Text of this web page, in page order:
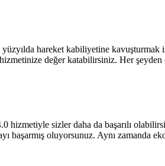
hareket kabiliyetine kavuşturmak
değer katabilirsiniz. Her
sizler daha da başarılı
başarmış oluyorsunuz. Aynı zamanda